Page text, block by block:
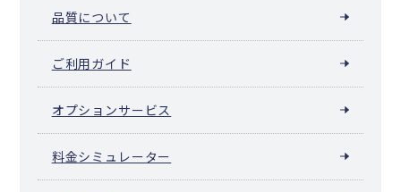
品質について
ご利用ガイド
オプションサービス
料金シミュレーター